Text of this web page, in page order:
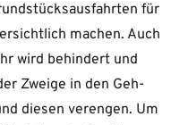
für
machen. Auch
wird behindert und
Zweige in den Geh-
diesen verengen. Um